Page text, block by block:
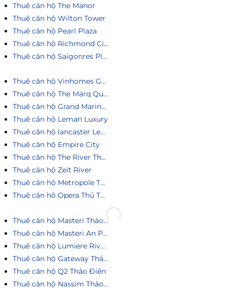
Thuê căn hộ The Manor
Thuê căn hộ Wilton Tower
Thuê căn hộ Pearl Plaza
Thuê căn hộ Richmond City
Thuê căn hộ Saigonres Plaza
Thuê căn hộ Vinhomes Golden River
Thuê căn hộ The Marq Quận 1
Thuê căn hộ Grand Marina Saigon
Thuê căn hộ Leman Luxury
Thuê căn hộ lancaster Legacy
Thuê căn hộ Empire City
Thuê căn hộ The River Thủ Thiêm
Thuê căn hộ Zeit River
Thuê căn hộ Metropole Thủ Thiêm
Thuê căn hô Opera Thủ Thiêm
Thuê căn hộ Masteri Thảo Điền
Thuê căn hộ Masteri An Phú
Thuê căn hộ Lumiere Riverside
Thuê căn hộ Gateway Thảo Điền
Thuê căn hộ Q2 Thảo Điền
Thuê căn hộ Nassim Thảo Điền